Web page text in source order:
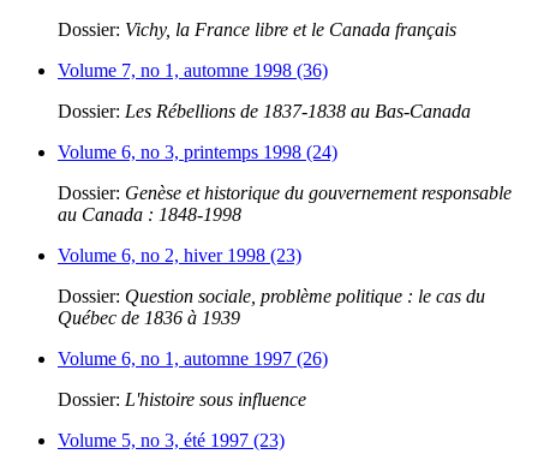
Dossier: Vichy, la France libre et le Canada français
Volume 7, no 1, automne 1998 (36)
Dossier: Les Rébellions de 1837-1838 au Bas-Canada
Volume 6, no 3, printemps 1998 (24)
Dossier: Genèse et historique du gouvernement responsable
au Canada : 1848-1998
Volume 6, no 2, hiver 1998 (23)
Dossier: Question sociale, problème politique : le cas du
Québec de 1836 à 1939
Volume 6, no 1, automne 1997 (26)
Dossier: L'histoire sous influence
Volume 5, no 3, été 1997 (23)